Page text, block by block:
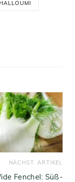
HALLOUMI
NÄCHST. ARTIKEL
Fenchel: Süß-